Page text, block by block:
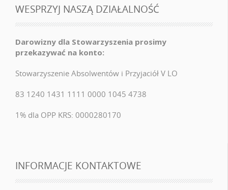
WESPRZYJ NASZĄ DZIAŁALNOŚĆ
Darowizny dla Stowarzyszenia prosimy
przekazywać na konto:
Stowarzyszenie Absolwentów i Przyjaciół V LO
83 1240 1431 1111 0000 1045 4738
1% dla OPP KRS: 0000280170
INFORMACJE KONTAKTOWE